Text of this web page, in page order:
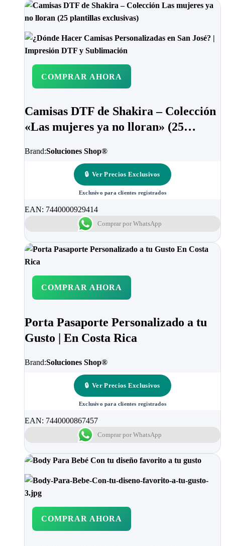
COMPRAR AHORA
Camisas DTF de Shakira – Colección
«Las mujeres ya no lloran» (25
Brand:Soluciones Shop®
🔒 Ver Precios Exclusivos
Exclusivo para clientes registrados
EAN: 7440000929414
Comprar por WhatsApp
COMPRAR AHORA
Porta Pasaporte Personalizado a tu
Gusto | En Costa Rica
Brand:Soluciones Shop®
🔒 Ver Precios Exclusivos
Exclusivo para clientes registrados
EAN: 7440000867457
Comprar por WhatsApp
COMPRAR AHORA